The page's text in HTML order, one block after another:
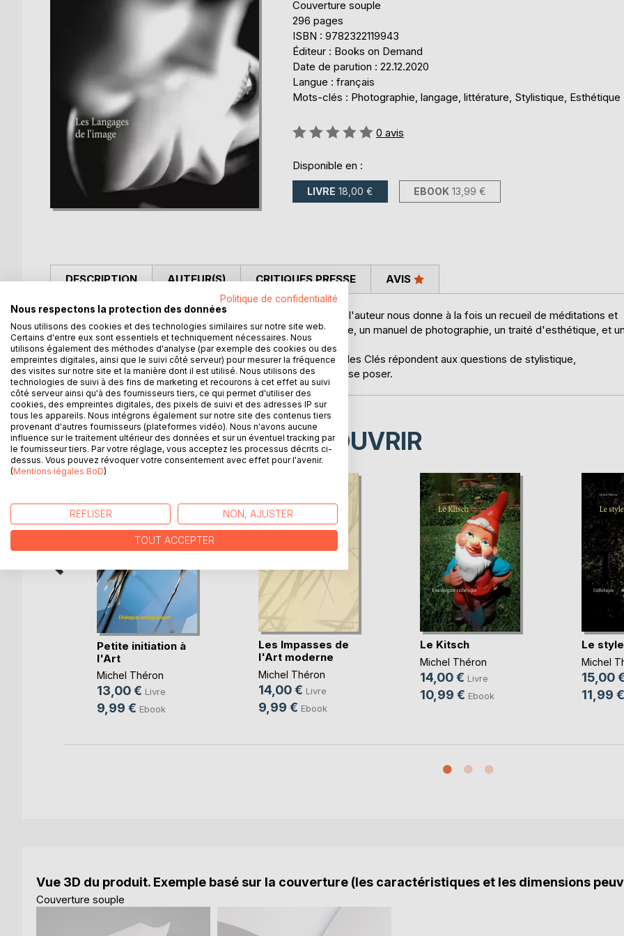
Couverture souple
296 pages
ISBN : 9782322119943
Éditeur : Books on Demand
Date de parution : 22.12.2020
Langue : français
Mots-clés : Photographie, langage, littérature, Stylistique, Esthétique
Évaluation:
0 avis
Disponible en :
LIVRE 18,00 € EBOOK 13,99 €
DESCRIPTION
A partir de différentes images d'un même visage féminin, l'auteur nous donne à la fois un recueil de méditations et
de rêveries, une enquête sur le fonctionnement du langage, un manuel de photographie, un traité d'esthétique, et
petit roman policier de l'identité.
Les Notes finales initient à l'intertextualité du discours, et les Clés répondent aux questions de stylistique,
d'esthétique et d'anthropologie culturelle qu'on pourra ici se poser.
AUTEUR(S) CRITIQUES PRESSE AVIS
D’AUTRES TITRES À DÉCOUVRIR
Petite initiation à
l'Art
Michel Théron
13,00 € Livre
9,99 € Ebook
Les Impasses de
l'Art moderne
Michel Théron
14,00 € Livre
9,99 € Ebook
Le Kitsch
Michel Théron
14,00 € Livre
10,99 € Ebook
Le
Michel
15,00
11,99 €
Vue 3D du produit. Exemple basé sur la couverture (les caractéristiques et les dimensions
Couverture souple
Politique de confidentialité
Nous respectons la protection des données
Nous utilisons des cookies et des technologies similaires sur notre site web.
Certains d'entre eux sont essentiels et techniquement nécessaires. Nous
utilisons également des méthodes d'analyse (par exemple des cookies ou des
empreintes digitales, ainsi que le suivi côté serveur) pour mesurer la fréquence
des visites sur notre site et la manière dont il est utilisé. Nous utilisons des
technologies de suivi à des fins de marketing et recourons à cet effet au suivi
côté serveur ainsi qu'à des fournisseurs tiers, ce qui permet d'utiliser des
cookies, des empreintes digitales, des pixels de suivi et des adresses IP sur
tous les appareils. Nous intégrons également sur notre site des contenus tiers
provenant d'autres fournisseurs (plateformes vidéo). Nous n'avons aucune
influence sur le traitement ultérieur des données et sur un éventuel tracking par
le fournisseur tiers. Par votre réglage, vous acceptez les processus décrits ci-
dessus. Vous pouvez révoquer votre consentement avec effet pour l'avenir.
(Mentions légales BoD)
REFUSER NON, AJUSTER
TOUT ACCEPTER